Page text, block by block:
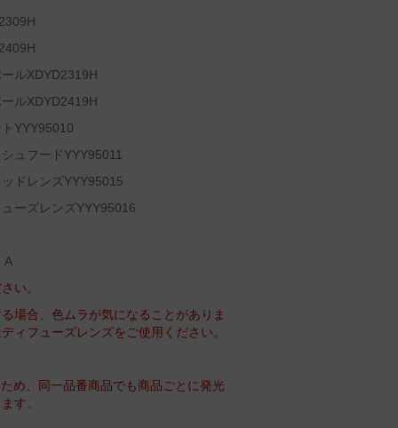
ルXDYD2319H
ルXDYD2419H
YYY95010
ュフードYYY95011
ドレンズYYY95015
ーズレンズYYY95016
A
い。
場合、色ムラが気になることがありま
ィフューズレンズをご使用ください。
め、同一品番商品でも商品ごとに発光
す。